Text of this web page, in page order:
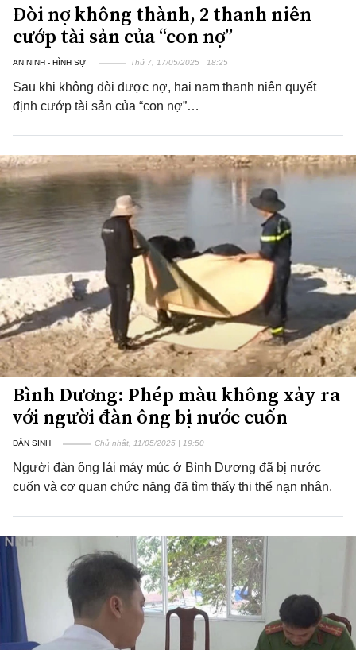
Đòi nợ không thành, 2 thanh niên
cướp tài sản của “con nợ”
AN NINH - HÌNH SỰ Thứ 7, 17/05/2025 | 18:25
Sau khi không đòi được nợ, hai nam thanh niên quyết
định cướp tài sản của “con nợ”…
Bình Dương: Phép màu không xảy ra
với người đàn ông bị nước cuốn
DÂN SINH Chủ nhật, 11/05/2025 | 19:50
Người đàn ông lái máy múc ở Bình Dương đã bị nước
cuốn và cơ quan chức năng đã tìm thấy thi thể nạn nhân.